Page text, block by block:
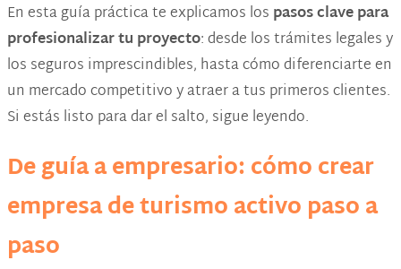
En esta guía práctica te explicamos los pasos clavepara
profesionalizar tu proyecto: desde los trámites legales y
los seguros imprescindibles, hasta cómo diferenciarte en
un mercado competitivo y atraer a tus primeros clientes.
Si estás listo para dar el salto, sigue leyendo.
De guía a empresario: cómo crear
empresa de turismo activo paso a
paso